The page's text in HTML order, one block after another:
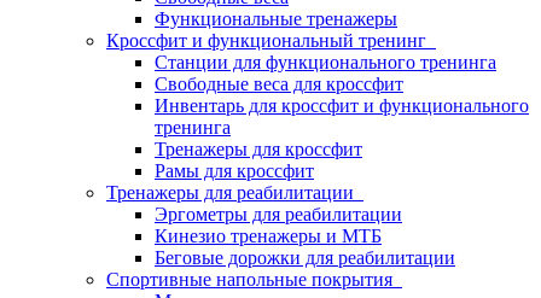
Функциональные тренажеры
Кроссфит и функциональный тренинг
Станции для функционального тренинга
Свободные веса для кроссфит
Инвентарь для кроссфит и функционального
тренинга
Тренажеры для кроссфит
Рамы для кроссфит
Тренажеры для реабилитации
Эргометры для реабилитации
Кинезио тренажеры и МТБ
Беговые дорожки для реабилитации
Спортивные напольные покрытия